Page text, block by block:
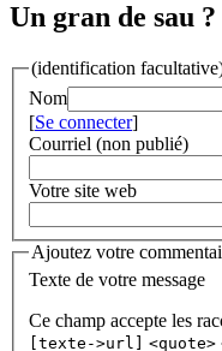
Un gran de sau ?
(identification
Nom
[Se connecter]
Courriel (non publié)
Votre site web
Ajoutez votre
Texte de votre message
Ce champ accepte les
[texte->url]
<quote>